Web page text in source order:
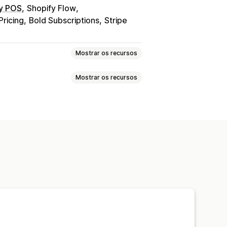
POS Shopify Flow
Bold Subscriptions Stripe
Mostrar os recursos
Mostrar os recursos